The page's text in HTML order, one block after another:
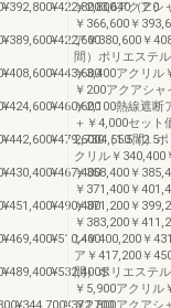
（2.0
（2.5
￥2,800アクアシ
￥366,600￥
ア￥380,600￥
間）ポリエステ
￥3,400アクリル
￥200アクアシ
￥2,100熱線遮断
＋￥4,000セット
2,730（1.5間）
クリル￥340,400
￥358,400￥
￥371,400￥
￥371,200￥
￥383,200￥
ン￥400,200￥
ア￥417,200￥
間）ポリエステ
￥5,900アクリル
￥2,800アクアシ